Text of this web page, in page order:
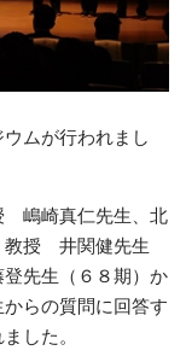
ムが行われまし
嶋崎真仁先生、北
教授 井関健先生
先生（６８期）か
らの質問に回答す
した。